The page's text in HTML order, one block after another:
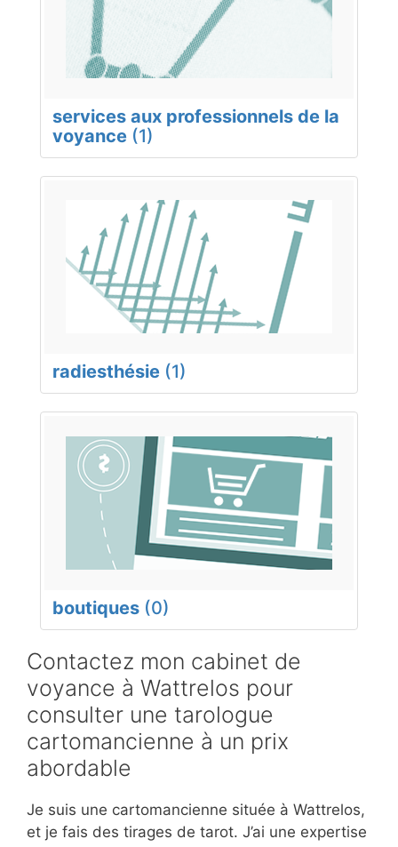
services aux professionnels de la
voyance (1)
radiesthésie (1)
boutiques (0)
Contactez mon cabinet de
voyance à Wattrelos pour
consulter une tarologue
cartomancienne à un prix
abordable
Je suis une cartomancienne située à Wattrelos,
et je fais des tirages de tarot. J’ai une expertise